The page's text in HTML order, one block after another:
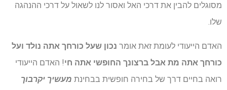
מסוגלים להבין את דרכי האל ואסור לנו לשאול על דרכי ההנהגה
שלו.
האדם הייעודי לעומת זאת אומר נכון שעל כורחך אתה נולד ועל
כורחך אתה מת אבל ברצונך החופשי אתה חי! האדם הייעודי
רואה בחיים דרך של בחירה חופשית בבחינת מעשיך יקרבוך